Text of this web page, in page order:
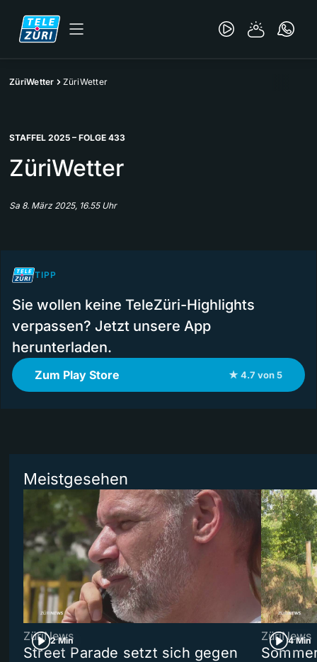
ZüriWetter ZüriWetter
STAFFEL 2025 – FOLGE 433
ZüriWetter
Sa 8. März 2025, 16.55 Uhr
TIPP
Sie wollen keine TeleZüri-Highlights
verpassen? Jetzt unsere App
herunterladen.
Zum Play Store ★ 4.7 von 5
Meistgesehen
2 Min
ZüriNews
Street Parade setzt sich gegen
4 Min
ZüriNews